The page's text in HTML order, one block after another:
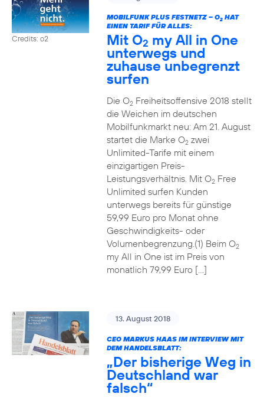
Credits: o2
MOBILFUNK PLUS FESTNETZ – O2HAT
EINEN TARIF FÜR ALLES:
Mit O2 my All in One
unterwegs und
zuhause unbegrenzt
surfen
Die O2Freiheitsoffensive 2018 stellt
die Weichen im deutschen
Mobilfunkmarkt neu: Am 21. August
startet die Marke O2zwei
Unlimited-Tarife mit einem
einzigartigen Preis-
Leistungsverhältnis. Mit O2Free
Unlimited surfen Kunden
unterwegs bereits für günstige
59,99 Euro pro Monat ohne
Geschwindigkeits- oder
Volumenbegrenzung.(1) Beim O2
my All in One ist im Preis von
monatlich 79,99 Euro […]
13. August 2018
CEO MARKUS HAAS IM INTERVIEW MIT
DEM HANDELSBLATT:
„Der bisherige Weg in
Deutschland war
falsch“